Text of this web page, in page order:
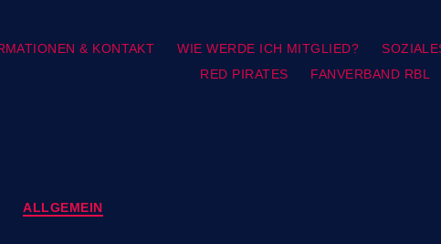
& KONTAKT WIE WERDE ICH MITGLIED?
RED PIRATES
FANVERBAND RBL
Kategorien
ALLGEMEIN